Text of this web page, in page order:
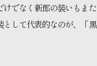
でなく新郎の装いもま
として代表的なのが、「